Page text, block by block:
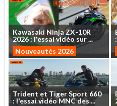
Kawasaki NinjaZX-10R
2026: l'essaividéo sur...
Nouveautés 2026
:
Trident et TigerSport 660
: l'essaividéo MNCdes...